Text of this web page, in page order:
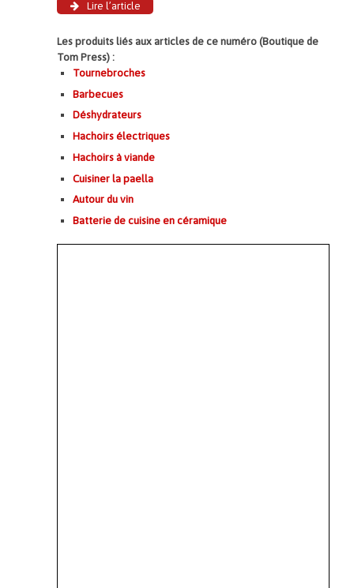
Lire l’article
Les produits liés aux articles de ce numéro (Boutique de
Tom Press) :
Tournebroches
Barbecues
Déshydrateurs
Hachoirs électriques
Hachoirs à viande
Cuisiner la paella
Autour du vin
Batterie de cuisine en céramique